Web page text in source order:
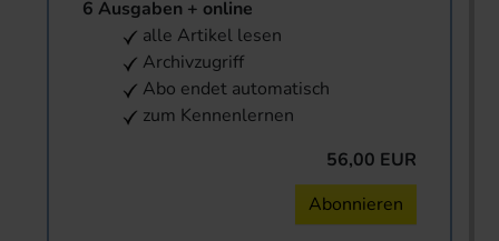
6 Ausgaben + online
alle Artikel lesen
Archivzugriff
Abo endet automatisch
zum Kennenlernen
56,00 EUR
Abonnieren